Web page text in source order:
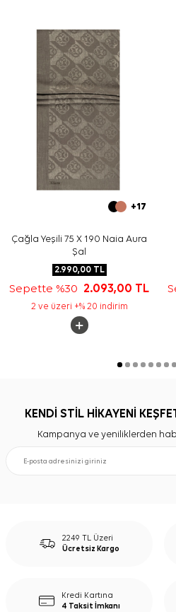
+17
Çağla Yeşili 75 X 190 Naia Aura
Şal
2.990,00TL
Sepette %30 2.093,00 TL
2 ve üzeri +% 20 indirim
KENDİ STİL HİKAYENİ
Kampanya ve yeniliklerden
2249 TL Üzeri
Ücretsiz Kargo
Kredi Kartına
4 Taksit İmkanı